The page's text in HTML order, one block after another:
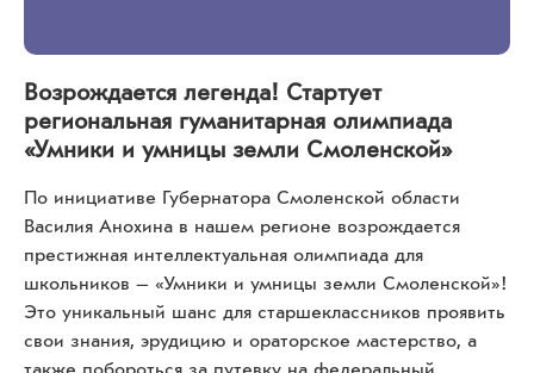
Возрождается легенда! Стартует
региональная гуманитарная олимпиада
«Умники и умницы земли Смоленской»
По инициативе Губернатора Смоленской области
Василия Анохина в нашем регионе возрождается
престижная интеллектуальная олимпиада для
школьников – «Умники и умницы земли Смоленской»!
Это уникальный шанс для старшеклассников проявить
свои знания, эрудицию и ораторское мастерство, а